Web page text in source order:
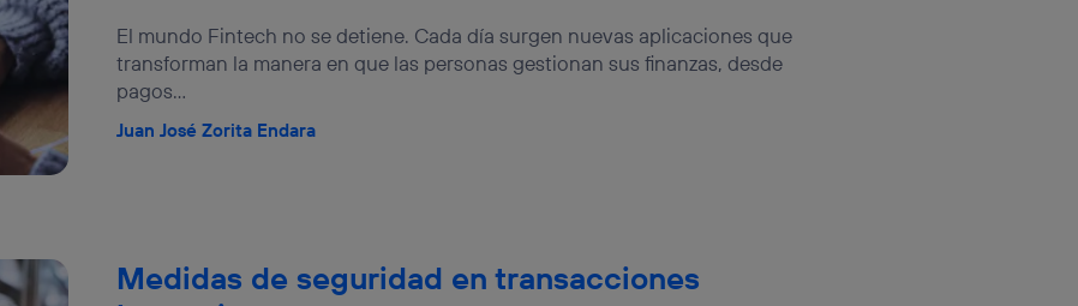
El mundo Fintech no se detiene. Cada día surgen nuevas aplicaciones que
transforman la manera en que las personas gestionan sus finanzas, desde
pagos...
Juan José Zorita Endara
Medidas de seguridad en transacciones
unaconexión de banda ancha
en función de las actividades de navegación de los miembros del hogar que
su consentimiento.
datos móviles, el marketing será más personalizado, ya que se basará
en la navegación del usuario del móvil.
los consentimientos Utiq seleccionando “Administrar Utiq” en la parte
esta página web o visitando el